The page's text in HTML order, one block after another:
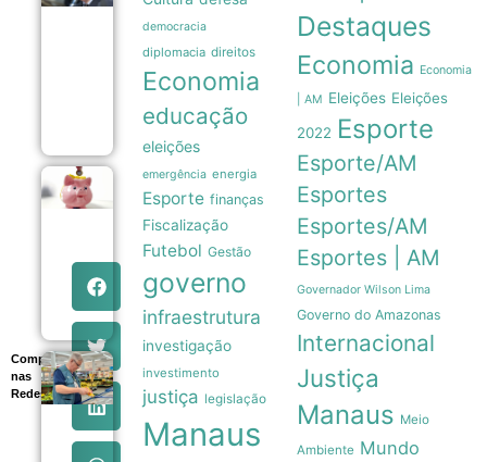
Compartilhe
nas
Redes
e retira
terras
queimadas
de projeto
no Senado
07/08
Poupança
registra
saída
R$ 7,15
em julho
07/08
Cesta
básica
em
Manaus
registra
democracia
diplomacia direitos
Economia
educação
eleições
emergência energia
Esporte finanças
Fiscalização
Futebol Gestão
governo
infraestrutura
investigação
investimento
justiça legislação
Manaus
Destaques
Economia Economia
| AM Eleições Eleições
2022 Esporte
Esporte/AM
Esportes
Esportes/AM
Esportes | AM
Governador Wilson Lima
Governo do Amazonas
Internacional
Justiça
Manaus Meio
Ambiente Mundo